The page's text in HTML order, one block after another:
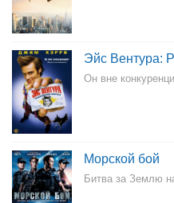
Эйс Вентура:
Он вне
Морской бой
Битва за Землю